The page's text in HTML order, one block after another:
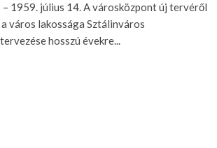
1959. július 14. A városközpont új tervéről
város lakossága Sztálinváros
hosszú évekre...